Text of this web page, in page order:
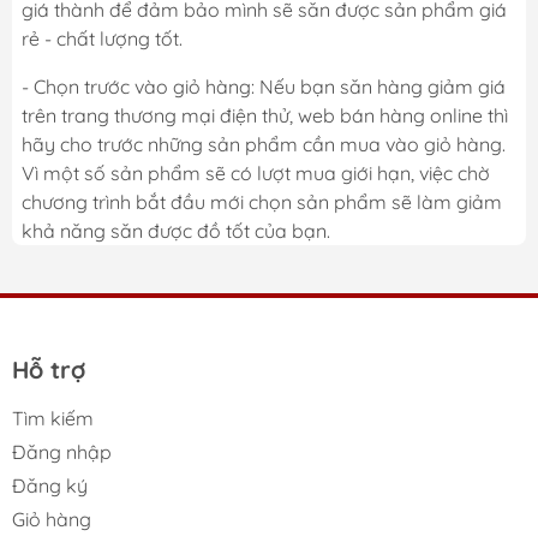
giá thành để đảm bảo mình sẽ săn được sản phẩm giá
rẻ - chất lượng tốt.
- Chọn trước vào giỏ hàng: Nếu bạn săn hàng giảm giá
trên trang thương mại điện thử, web bán hàng online thì
hãy cho trước những sản phẩm cần mua vào giỏ hàng.
Vì một số sản phẩm sẽ có lượt mua giới hạn, việc chờ
chương trình bắt đầu mới chọn sản phẩm sẽ làm giảm
khả năng săn được đồ tốt của bạn.
Hỗ trợ
Tìm kiếm
Đăng nhập
Đăng ký
Giỏ hàng